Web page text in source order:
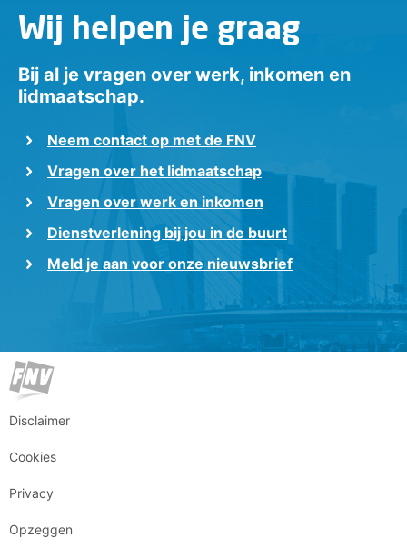
Wij helpen je graag
Bij al je vragen over werk, inkomen en
lidmaatschap.
Neem contact op met de FNV
Vragen over het lidmaatschap
Vragen over werk en inkomen
Dienstverlening bij jou in de buurt
Meld je aan voor onze nieuwsbrief
Disclaimer
Cookies
Privacy
Opzeggen